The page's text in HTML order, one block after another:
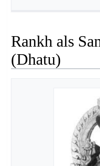
Rankh als
(Dhatu)